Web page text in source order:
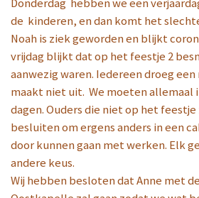
Donderdag hebben we een
de kinderen, en dan komt het
Noah is ziek geworden en blijkt
vrijdag blijkt dat op het feestje 2
aanwezig waren. Iedereen droeg
maakt niet uit. We moeten allemaal
dagen. Ouders die niet op het
besluiten om ergens anders in een
door kunnen gaan met werken. Elk
andere keus.
Wij hebben besloten dat Anne met